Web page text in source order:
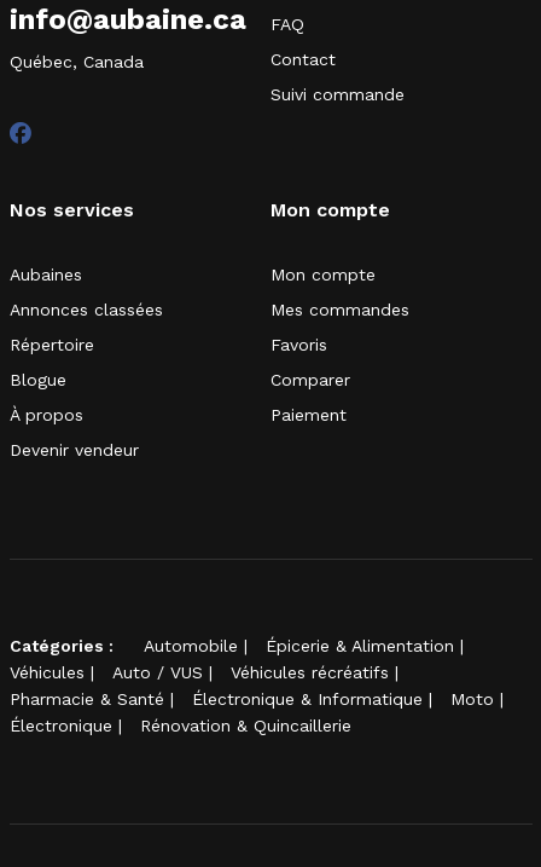
info@aubaine.ca
Québec, Canada
FAQ
Contact
Suivi commande
Nos services
Aubaines
Annonces classées
Répertoire
Blogue
À propos
Devenir vendeur
Mon compte
Mon compte
Mes commandes
Favoris
Comparer
Paiement
Catégories : Automobile
Épicerie & Alimentation
Véhicules
Auto / VUS
Véhicules récréatifs
Pharmacie & Santé
Électronique & Informatique
Moto
Électronique
Rénovation & Quincaillerie